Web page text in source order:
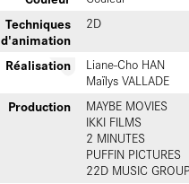
Techniques
d'animation
2D
Réalisation
Liane-Cho HAN
Maïlys VALLADE
Production
MAYBE MOVIES
IKKI FILMS
2 MINUTES
PUFFIN PICTURES
22D MUSIC GROUP